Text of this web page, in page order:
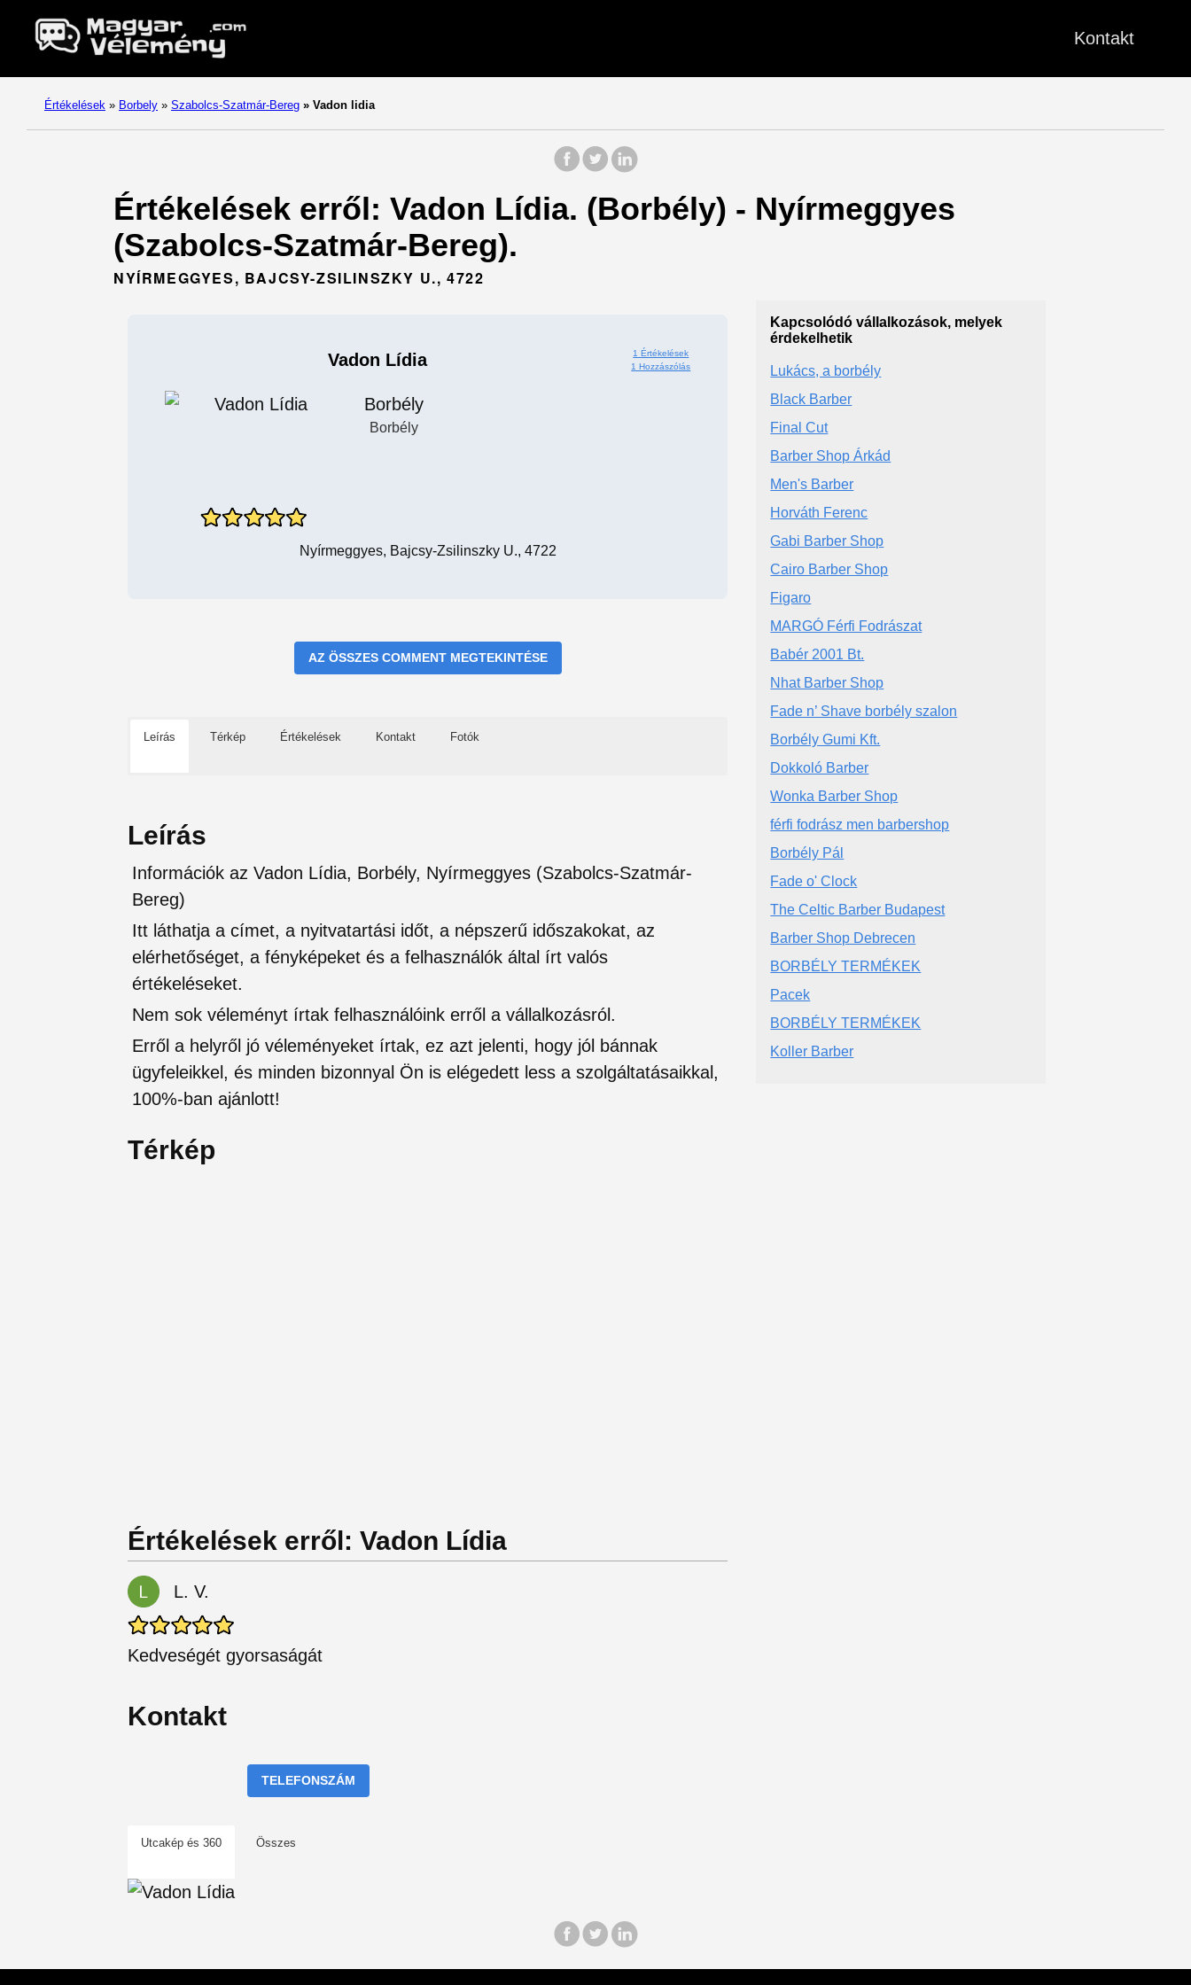
Kontakt
Értékelések » Borbely » Szabolcs-Szatmár-Bereg » Vadon lidia
Értékelések erről: Vadon Lídia. (Borbély) - Nyírmeggyes
(Szabolcs-Szatmár-Bereg).
NYÍRMEGGYES, BAJCSY-ZSILINSZKY U., 4722
Vadon Lídia
1 Értékelések
1 Hozzászólás
Borbély
Borbély
Nyírmeggyes, Bajcsy-Zsilinszky U., 4722
AZ ÖSSZES COMMENT MEGTEKINTÉSE
Leírás Térkép Értékelések Kontakt Fotók
Leírás
Információk az Vadon Lídia, Borbély, Nyírmeggyes (Szabolcs-Szatmár-
Bereg)
Itt láthatja a címet, a nyitvatartási időt, a népszerű időszakokat, az
elérhetőséget, a fényképeket és a felhasználók által írt valós
értékeléseket.
Nem sok véleményt írtak felhasználóink erről a vállalkozásról.
Erről a helyről jó véleményeket írtak, ez azt jelenti, hogy jól bánnak
ügyfeleikkel, és minden bizonnyal Ön is elégedett less a szolgáltatásaikkal,
100%-ban ajánlott!
Térkép
Értékelések erről: Vadon Lídia
L. V.
Kedveségét gyorsaságát
Kontakt
TELEFONSZÁM
Utcakép és 360 Összes
Kapcsolódó vállalkozások, melyek
érdekelhetik
Lukács, a borbély
Black Barber
Final Cut
Barber Shop Árkád
Men's Barber
Horváth Ferenc
Gabi Barber Shop
Cairo Barber Shop
Figaro
MARGÓ Férfi Fodrászat
Babér 2001 Bt.
Nhat Barber Shop
Fade n’ Shave borbély szalon
Borbély Gumi Kft.
Dokkoló Barber
Wonka Barber Shop
férfi fodrász men barbershop
Borbély Pál
Fade o' Clock
The Celtic Barber Budapest
Barber Shop Debrecen
BORBÉLY TERMÉKEK
Pacek
BORBÉLY TERMÉKEK
Koller Barber